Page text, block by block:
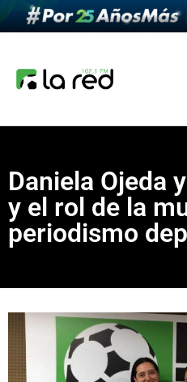
Daniela Ojeda
y el rol de la
periodismo